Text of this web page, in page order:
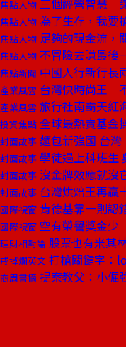
焦點人物 三個經營智慧
焦點人物 為了生存，我要
焦點人物 足夠的現金流，
焦點人物 不冒險去賺最後
焦點新聞 中國人行新行長
產業風雲 台灣快時尚王
產業風雲 旅行社南霸天
投資焦點 全球最熱賣基金
封面故事 麵包新強國 台灣
封面故事 學徒遇上科班生
封面故事 沒金牌效應就沒
封面故事 台灣烘焙王再贏
國際視窗 肯德基靠一則
國際視窗 空有榮譽獎金
理財相對論 股票也有米其
戒掉爛英文 打槍關鍵字：
商周書摘 提案教父：小倔